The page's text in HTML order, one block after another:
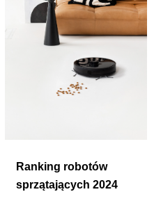
Ranking robotów
sprzątających 2024